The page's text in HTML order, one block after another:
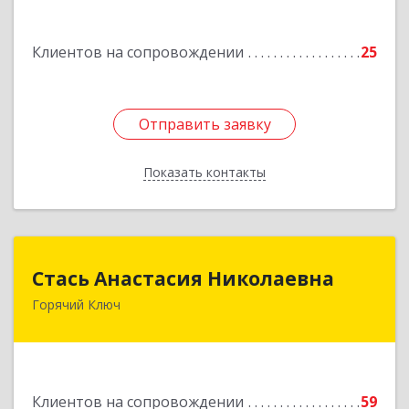
Клиентов на сопровождении 25
Отправить заявку
Показать контакты
Подробнее
Отправить заявку
Назад
Стась Анастасия Николаевна
Горячий Ключ
Клиентов на сопровождении 59
353290, г. Горячий Ключ, ул. Ленина, д. 242,